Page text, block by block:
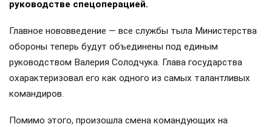
руководстве спецоперацией.
Главное нововведение — все службы тыла Министерства
обороны теперь будут объединены под единым
руководством Валерия Солодчука. Глава государства
охарактеризовал его как одного из самых талантливых
командиров.
Помимо этого, произошла смена командующих на